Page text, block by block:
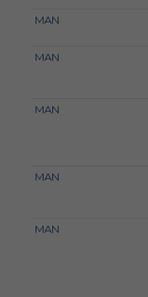
MAN
MAN
MAN
MAN
MAN